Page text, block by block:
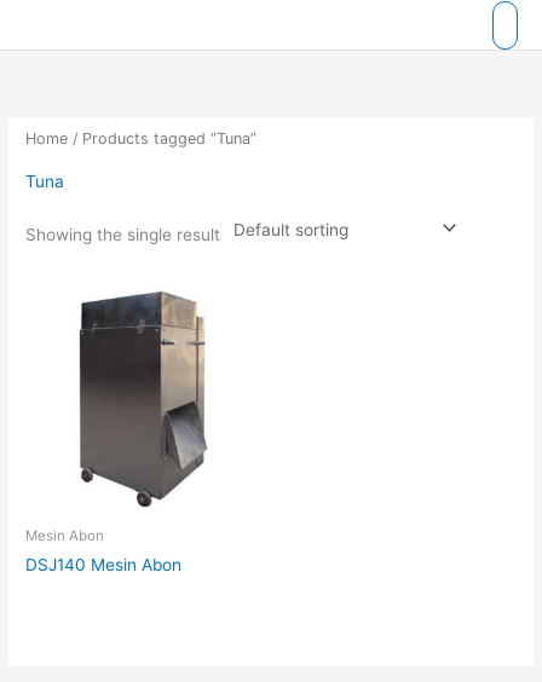
Home / Products tagged “Tuna”
Tuna
Showing the single result
Mesin Abon
DSJ140 Mesin Abon